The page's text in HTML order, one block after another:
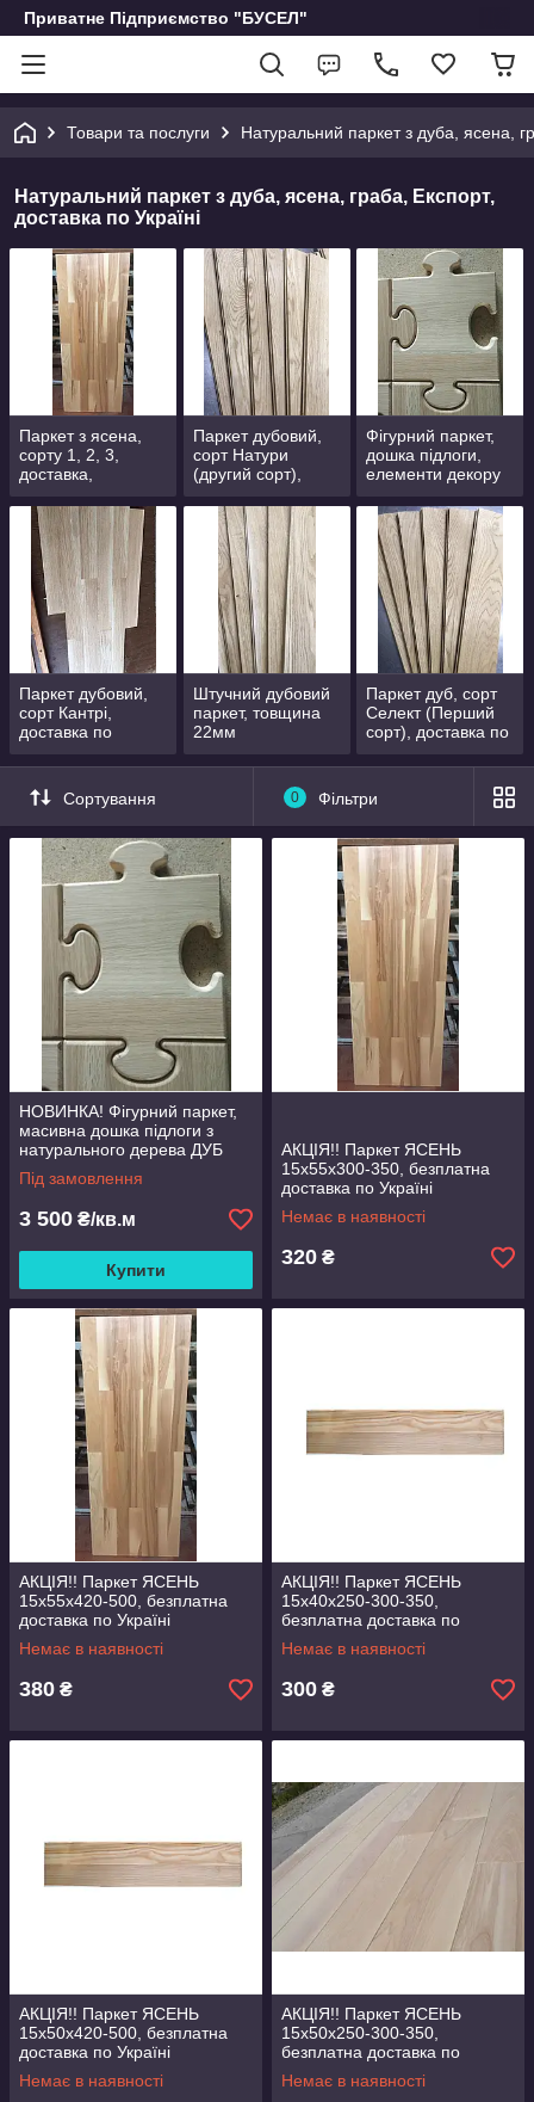
Приватне Підприємство "БУСЕЛ"
Товари та послуги Натуральний паркет з дуба, ясена,
Натуральний паркет з дуба, ясена, граба, Експорт,
доставка по Україні
Паркет з ясена,
сорту 1, 2, 3,
доставка,
ключ по Україні
Паркет дубовий,
сорт Натури
(другий сорт),
Україні
Фігурний паркет,
дошка підлоги,
елементи декору
Паркет дубовий,
сорт Кантрі,
доставка по
Штучний дубовий
паркет, товщина
22мм
Паркет дуб, сорт
Селект (Перший
сорт), доставка по
Сортування 0 Фільтри
НОВИНКА! Фігурний паркет,
масивна дошка підлоги з
натурального дерева ДУБ
Під замовлення
3 500 ₴/кв.м
Купити
АКЦІЯ!! Паркет ЯСЕНЬ
15х55х300-350, безплатна
доставка по Україні
Немає в наявності
320 ₴
АКЦІЯ!! Паркет ЯСЕНЬ
15х55х420-500, безплатна
доставка по Україні
Немає в наявності
380 ₴
АКЦІЯ!! Паркет ЯСЕНЬ
15х40х250-300-350,
безплатна доставка по
Україні
Немає в наявності
300 ₴
АКЦІЯ!! Паркет ЯСЕНЬ
15х50х420-500, безплатна
доставка по Україні
Немає в наявності
АКЦІЯ!! Паркет ЯСЕНЬ
15х50х250-300-350,
безплатна доставка по
Україні
Немає в наявності